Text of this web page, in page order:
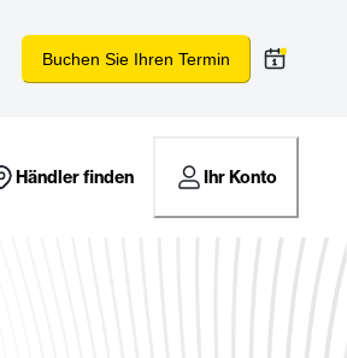
Buchen Sie Ihren Termin
Händler finden Ihr Konto